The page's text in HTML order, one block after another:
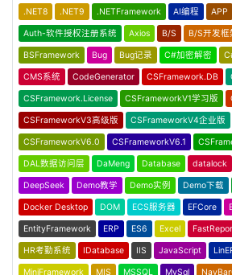
.NET8 .NET9 .NETFramework AI编程 APP
Auth-软件授权注册系统 Axios B/S B/S开发框
BSFramework Bug Bug记录 C#加密解密
CMS系统 CodeGenerator CSFramework.DB
CSFramework.License CSFrameworkV1学习版
CSFrameworkV3高级版 CSFrameworkV4企业版
CSFrameworkV6.0 CSFrameworkV6.1
DAL数据访问层 DaMeng Database datalock
DeepSeek Demo教学 Demo实例 Demo下载
Docker Desktop DOM ECS服务器 EFCore
EntityFramework ERP ES6 Excel
HR考勤系统 IDatabase IIS JavaScript
MiniFramework MIS MSSQL MySql